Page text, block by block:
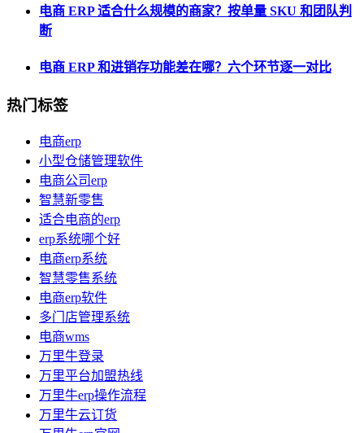
电商 ERP 适合什么规模的商家？按单量 SKU 和团队判
断
电商 ERP 和进销存功能差在哪？六个环节逐一对比
热门标签
电商erp
小型仓储管理软件
电商公司erp
智慧新零售
适合电商的erp
erp系统哪个好
电商erp系统
智慧零售系统
电商erp软件
多门店管理系统
电商wms
万里牛登录
万里平台加盟热线
万里牛erp操作流程
万里牛云订货